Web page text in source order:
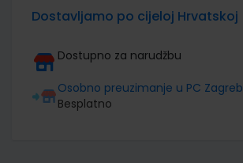
Dostavljamo po cijeloj Hrvatskoj
Dostupno za narudžbu
Osobno preuzimanje u PC Zagreb
Besplatno